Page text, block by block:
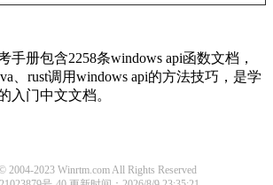
手册包含2258条windows api函数文档，
、rust调用windows api的方法技巧，是学
入门中文文档。
2004-2023 Winrtm.com All Rights Reserved